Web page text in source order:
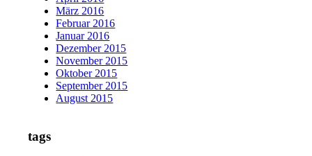
März 2016
Februar 2016
Januar 2016
Dezember 2015
November 2015
Oktober 2015
September 2015
August 2015
tags